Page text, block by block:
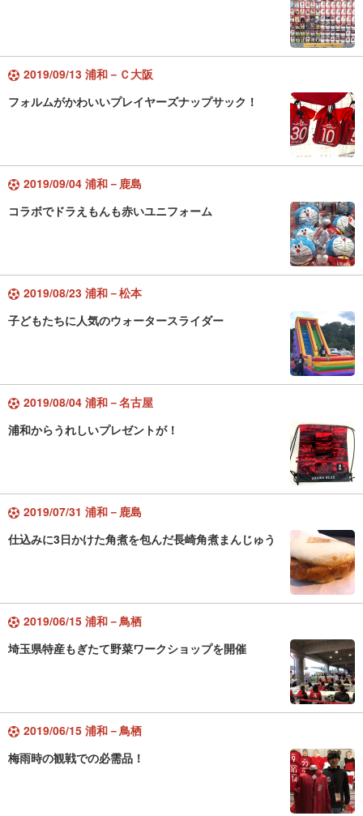
2019/09/13 浦和－Ｃ大阪
フォルムがかわいいプレイヤーズナップサック！
2019/09/04 浦和－鹿島
コラボでドラえもんも赤いユニフォーム
2019/08/23 浦和－松本
子どもたちに人気のウォータースライダー
2019/08/04 浦和－名古屋
浦和からうれしいプレゼントが！
2019/07/31 浦和－鹿島
仕込みに3日かけた角煮を包んだ長崎角煮まんじゅう
2019/06/15 浦和－鳥栖
埼玉県特産もぎたて野菜ワークショップを開催
2019/06/15 浦和－鳥栖
梅雨時の観戦での必需品！